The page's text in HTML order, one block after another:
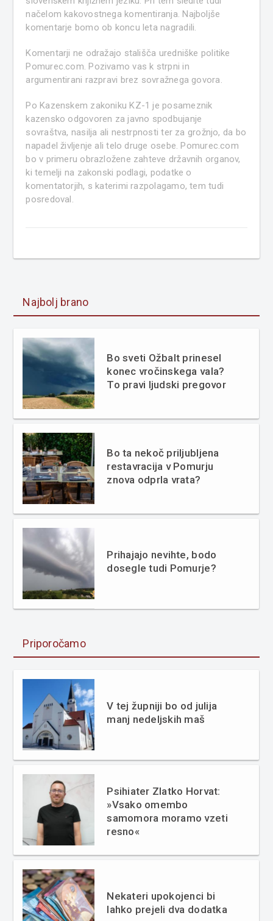
načelom kakovostnega komentiranja. Najboljše
komentarje bomo ob koncu leta nagradili.
Komentarji ne odražajo stališča uredniške politike
Pomurec.com. Pozivamo vas k strpni in
argumentirani razpravi brez sovražnega govora.
Po Kazenskem zakoniku KZ-1 je posameznik
kazensko odgovoren za javno spodbujanje
sovraštva, nasilja ali nestrpnosti ter za grožnjo, da bo
napadel življenje ali telo druge osebe. Pomurec.com
bo v primeru obrazložene zahteve državnih organov,
ki temelji na zakonski podlagi, podatke o
komentatorjih, s katerimi razpolagamo, tem tudi
posredoval.
Najbolj brano
Bo sveti Ožbalt prinesel
konec vročinskega vala?
To pravi ljudski pregovor
Bo ta nekoč priljubljena
restavracija v Pomurju
znova odprla vrata?
Prihajajo nevihte, bodo
dosegle tudi Pomurje?
Priporočamo
V tej župniji bo od julija
manj nedeljskih maš
Psihiater Zlatko Horvat:
»Vsako omembo
samomora moramo vzeti
resno«
Nekateri upokojenci bi
lahko prejeli dva dodatka